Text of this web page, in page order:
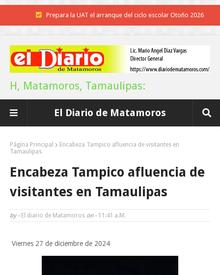
Prepara la UAT el arranque del ciclo escolar Otoño 2026
economía de las familias
Continúa con éxito la Expo Militar
Impulsa UAT prácticas de economía circular para el desarrollo
POCO VENENO NO MATA
Trump y Sheinbaum llevan agua a su molino
Funcionarios, periodistas y empresarios
Inicia el ayuntamiento pavimentación de la calle Ingenieros en la
H, Matamoros, Tamaulipas:
El Diario de Matamoros
Página Principal
Encabeza Tampico afluencia de visitantes en
Tamaulipas
Encabeza Tampico afluencia de
visitantes en Tamaulipas
by - El diario de Matamoros on - 11:41 A.m.
Viernes 27 de diciembre de 2024